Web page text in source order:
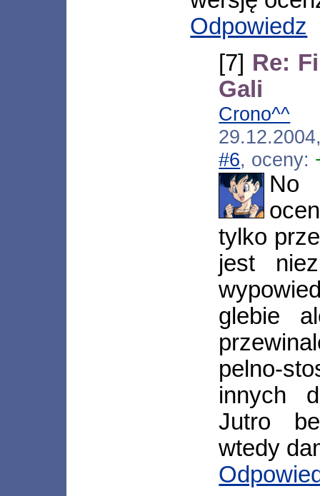
Odpowiedz
[7] Re:
Gali
Crono^^
#6, oceny:
No
tylko
jest
glebie
pelno-
innych
Jutro
wtedy